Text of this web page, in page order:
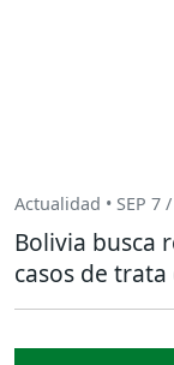
Actualidad • SEP 7
Bolivia busca
casos de